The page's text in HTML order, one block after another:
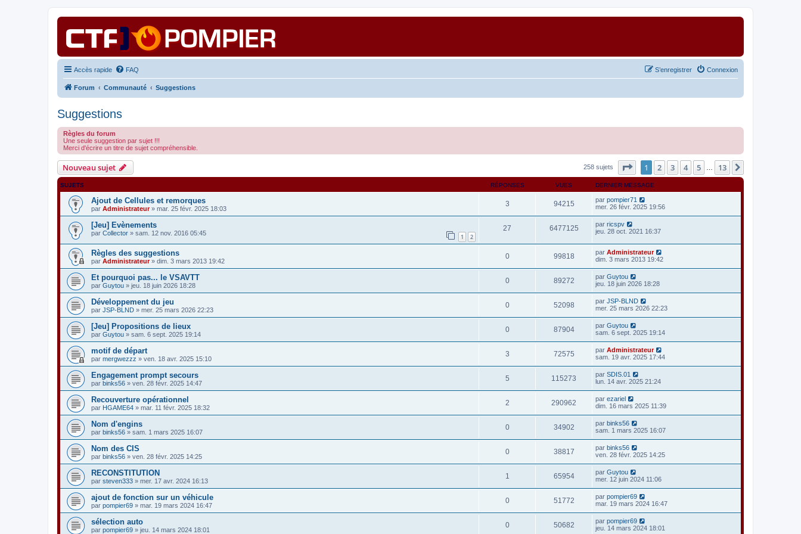
Accès rapide FAQ Connexion
S’enregistrer
Forum Communauté Suggestions
Suggestions
Règles du forum
Une seule suggestion par sujet !!!
Merci d'écrire un titre de sujet compréhensible.
Nouveau sujet 258 sujets Page sur13
1 2 3 4 5 13
SUJETS RÉPONSES VUES DERNIER MESSAGE
Ajout de Cellules et remorques
par Administrateur» mar. 25 févr. 2025 18:03
3 94215 par pompier71
mer. 26 févr. 2025 19:56
[Jeu] Evènements
par Collector » sam. 12 nov. 2016 05:45 1 2
27 6477125 par ricspv
jeu. 28 oct. 2021 16:37
Règles des suggestions
par Administrateur» dim. 3 mars 2013 19:42
0 99818 par Administrateur
dim. 3 mars 2013 19:42
Et pourquoi pas... le VSAVTT
par Guytou » jeu. 18 juin 2026 18:28
0 89272 par Guytou
jeu. 18 juin 2026 18:28
Développement du jeu
par JSP-BLND » mer. 25 mars 2026 22:23
0 52098 par JSP-BLND
mer. 25 mars 2026 22:23
[Jeu] Propositions de lieux
par Guytou » sam. 6 sept. 2025 19:14
0 87904 par Guytou
sam. 6 sept. 2025 19:14
motif de départ
par mergwezzz » ven. 18 avr. 2025 15:10
3 72575 par Administrateur
sam. 19 avr. 2025 17:44
Engagement prompt secours
par binks56 » ven. 28 févr. 2025 14:47
5 115273 par SDIS.01
lun. 14 avr. 2025 21:24
Recouverture opérationnel
par HGAME64 » mar. 11 févr. 2025 18:32
2 290962 par ezariel
dim. 16 mars 2025 11:39
Nom d'engins
par binks56 » sam. 1 mars 2025 16:07
0 34902 par binks56
sam. 1 mars 2025 16:07
Nom des CIS
par binks56 » ven. 28 févr. 2025 14:25
0 38817 par binks56
ven. 28 févr. 2025 14:25
RECONSTITUTION
par steven333 » mer. 17 avr. 2024 16:13
1 65954 par Guytou
mer. 12 juin 2024 11:06
ajout de fonction sur un véhicule
par pompier69 » mar. 19 mars 2024 16:47
0 51772 par pompier69
mar. 19 mars 2024 16:47
sélection auto
par pompier69 » jeu. 14 mars 2024 18:01
0 50682 par pompier69
jeu. 14 mars 2024 18:01